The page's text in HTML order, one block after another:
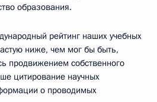
образования.
рейтинг наших учебных
ниже, чем мог бы быть,
продвижением собственного
цитирование научных
о проводимых